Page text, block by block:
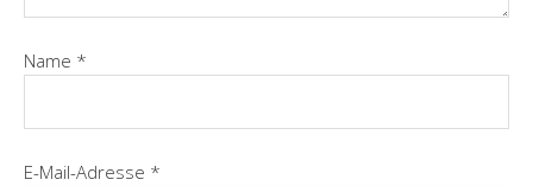
Name *
E-Mail-Adresse *